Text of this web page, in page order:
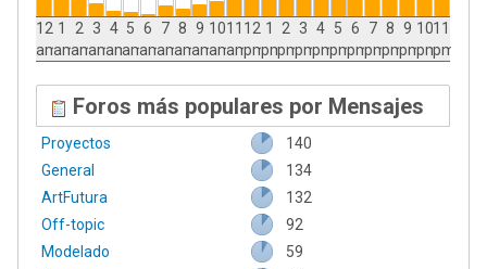
12
am
1
am
2
am
3
am
4
am
5
am
6
am
7
am
8
am
9
am
10
am
11
am
12
pm
1
pm
2
pm
3
pm
4
pm
5
pm
6
pm
7
pm
8
pm
9
pm
10
pm
11
pm
Foros más populares por Mensajes
Proyectos
140
General
134
ArtFutura
132
Off-topic
92
Modelado
59